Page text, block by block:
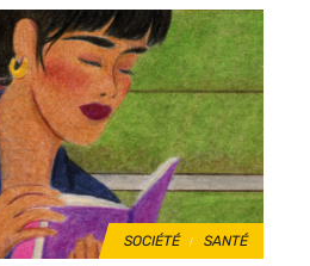
THÈMES
SOCIÉTÉ SANTÉ